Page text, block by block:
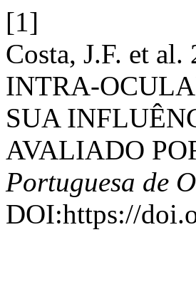
[1]
Costa, J.F. et
INTRA-
SUA
AVALIADO
Portuguesa de
DOI:https://